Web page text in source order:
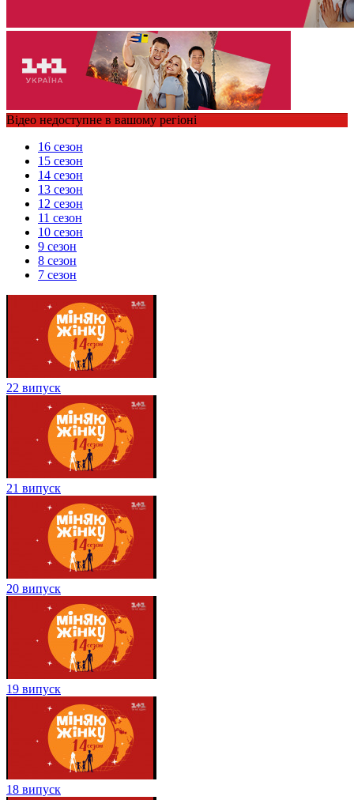
Відео недоступне в вашому регіоні
16 сезон
15 сезон
14 сезон
13 сезон
12 сезон
11 сезон
10 сезон
9 сезон
8 сезон
7 сезон
22 випуск
21 випуск
20 випуск
19 випуск
18 випуск